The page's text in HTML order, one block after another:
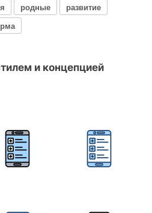
родные
развитие
и концепцией